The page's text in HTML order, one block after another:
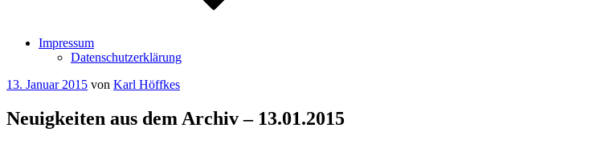
Impressum
Datenschutzerklärung
Veröffentlicht
13. Januar 2015 von Karl Höffkes
Neuigkeiten aus dem Archiv – 13.01.2015